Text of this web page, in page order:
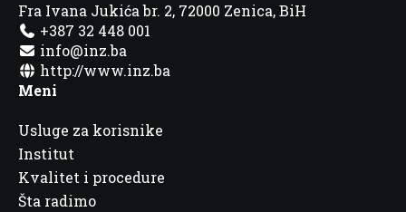
Fra Ivana Jukića br. 2, 72000 Zenica, BiH
+387 32 448 001
info@inz.ba
http://www.inz.ba
Meni
Usluge za korisnike
Institut
Kvalitet i procedure
Šta radimo